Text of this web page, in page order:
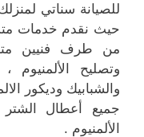
للصيانة سناتي
حيث نقدم خدمات
من طرف فنيين
وتصليح الألمنيوم
والشبابيك وديكور
جميع أعطال الشتر
الألمنيوم .